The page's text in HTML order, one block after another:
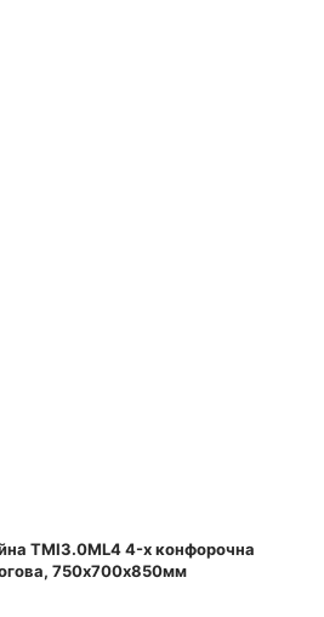
ТМІ3.0ML4 4-х конфорочна
750х700х850мм